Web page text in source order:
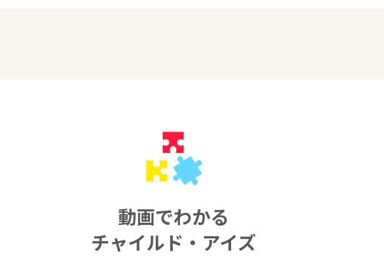
動画でわかる
チャイルド・アイズ